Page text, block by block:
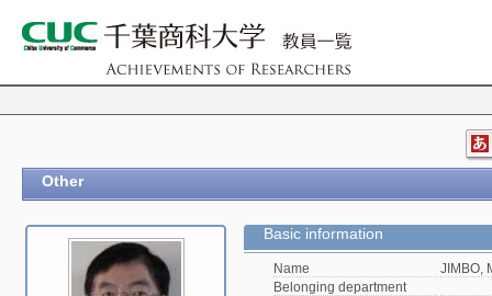
Other
Basic information
Name
JIMBO,
Belonging department